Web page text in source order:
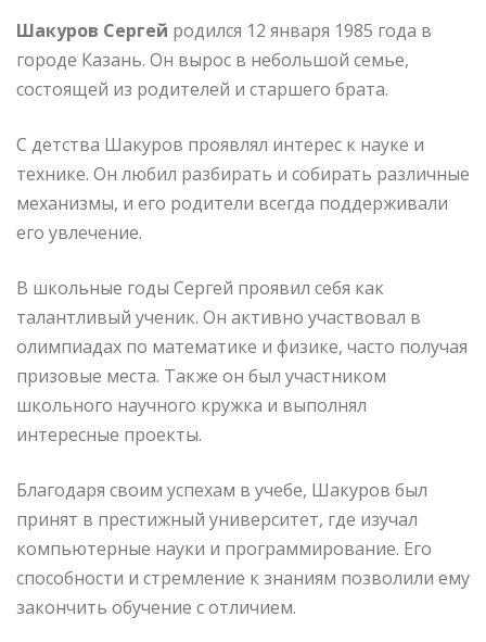
Шакуров Сергей родился 12 января 1985 года в
городе Казань. Он вырос в небольшой семье,
состоящей из родителей и старшего брата.
С детства Шакуров проявлял интерес к науке и
технике. Он любил разбирать и собирать различные
механизмы, и его родители всегда поддерживали
его увлечение.
В школьные годы Сергей проявил себя как
талантливый ученик. Он активно участвовал в
олимпиадах по математике и физике, часто получая
призовые места. Также он был участником
школьного научного кружка и выполнял
интересные проекты.
Благодаря своим успехам в учебе, Шакуров был
принят в престижный университет, где изучал
компьютерные науки и программирование. Его
способности и стремление к знаниям позволили ему
закончить обучение с отличием.